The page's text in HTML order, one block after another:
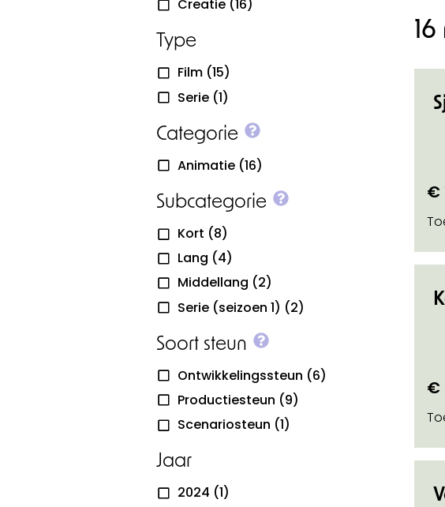
Creatie (16)
Type
Film (15)
Serie (1)
Categorie More info on categorie
Animatie (16)
Subcategorie More info on
Kort (8)
Lang (4)
Middellang (2)
Serie (seizoen 1) (2)
Soort steun More info on soort steun
Ontwikkelingssteun (6)
Productiesteun (9)
Scenariosteun (1)
Jaar
2024 (1)
€
€